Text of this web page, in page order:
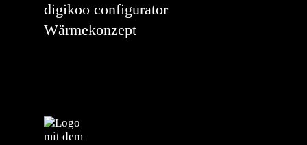
digikoo configurator
Wärmekonzept